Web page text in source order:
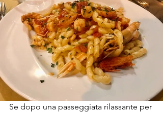
Se dopo una passeggiata rilassante per